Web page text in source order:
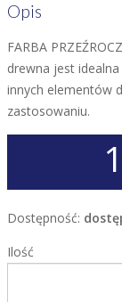
Opis
FARBA
drewna jest
innych elementów
zastosowaniu.
Dostępność:
Ilość